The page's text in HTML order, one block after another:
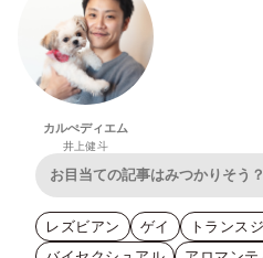
カルぺディエム
井上健斗
レズビアン ゲイ
トランス